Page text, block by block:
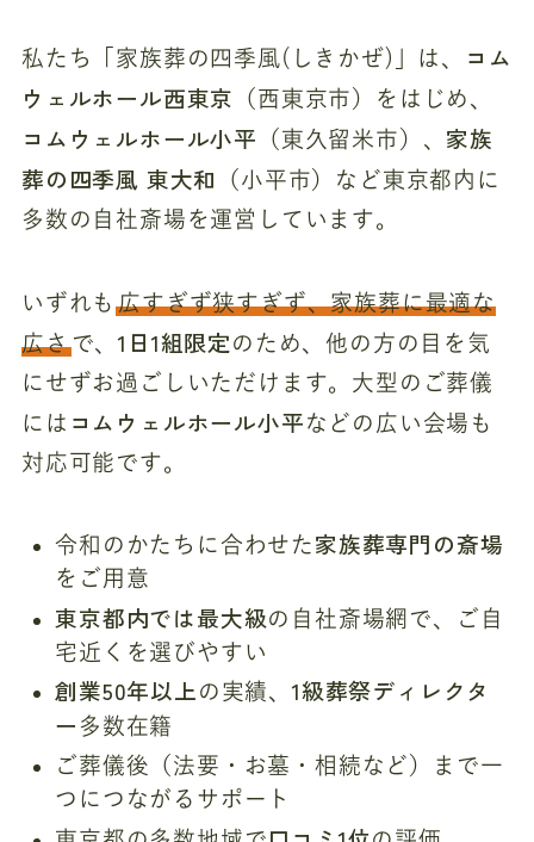
私たち「家族葬の四季風(しきかぜ)」は、
コム
ウェルホール西東京
（西東京市）をはじめ、
コムウェルホール小平 （東久留米市）、 家族
葬の四季風 東大和
（小平市）など東京都内に
多数の自社斎場を運営しています。
いずれも広すぎず狭すぎず、家族葬に最適な
広さで、1日1組限定 のため、他の方の目を気
にせずお過ごしいただけます。大型のご葬儀
には コムウェルホール小平 などの広い会場も
対応可能です。
令和のかたちに合わせた 家族葬専門の斎場
をご用意
東京都内では最大級の自社斎場網で、ご自
宅近くを選びやすい
創業50年以上 の実績、1級葬祭ディレクタ
ー 多数在籍
ご葬儀後（法要・お墓・相続など）まで一
つにつながるサポート